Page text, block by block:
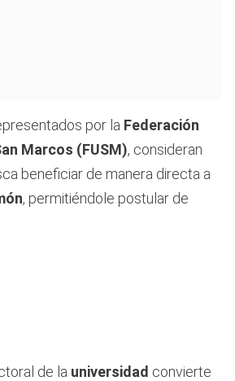
por la Federación
Marcos (FUSM), consideran
beneficiar de manera directa a
, permitiéndole postular de
de la universidad convierte